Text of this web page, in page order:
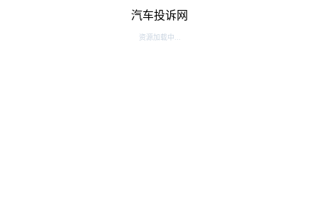
汽车投诉网
资源加载中...